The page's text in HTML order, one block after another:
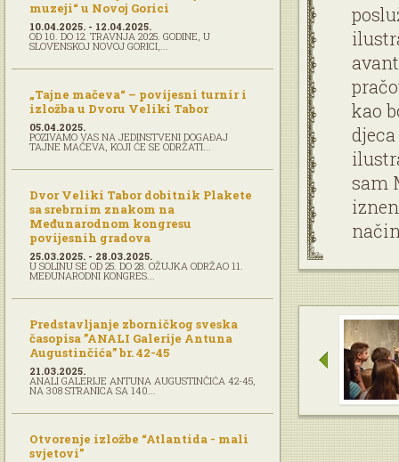
muzeji“ u Novoj Gorici
10.04.2025. - 12.04.2025.
OD 10. DO 12. TRAVNJA 2025. GODINE, U
SLOVENSKOJ NOVOJ GORICI,...
„Tajne mačeva“ – povijesni turnir i
izložba u Dvoru Veliki Tabor
05.04.2025.
POZIVAMO VAS NA JEDINSTVENI DOGAĐAJ
TAJNE MAČEVA, KOJI ĆE SE ODRŽATI...
Dvor Veliki Tabor dobitnik Plakete
sa srebrnim znakom na
Međunarodnom kongresu
povijesnih gradova
25.03.2025. - 28.03.2025.
U SOLINU SE OD 25. DO 28. OŽUJKA ODRŽAO 11.
MEĐUNARODNI KONGRES...
Predstavljanje zborničkog sveska
časopisa ”ANALI Galerije Antuna
Augustinčića” br. 42-45
21.03.2025.
ANALI GALERIJE ANTUNA AUGUSTINČIĆA 42-45,
NA 308 STRANICA SA 140...
Otvorenje izložbe “Atlantida - mali
svjetovi”
kao
sam